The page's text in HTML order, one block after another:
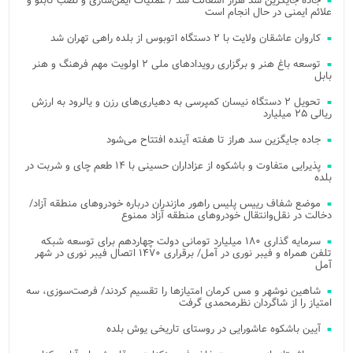
علائم ایمنی در حال انجام است
کاروان عاشقان ولایت با ۲ دستگاه اتوبوس از بلده راهی تهران شد
توسعه باغ هنر و برگزاری رویدادهای ملی ۲ اولویت مهم فرهنگ و هنر
بابل
تحویل ۲ دستگاه نیسان کمپرسی به دهیاری‌های رزن و یالرود به ارزش
ریالی ۲۵ میلیارد
جاده جایگزین سد هراز تا هفته آینده افتتاح می‌شود
پذیرایی متفاوت و باشکوه از عزاداران حسینی با ۱۴ طعم چای و شربت در
بلده
موضع شفاف رییس پلیس راهور مازندران درباره خودروهای منطقه آزاد/
دخالت در نقل‌وانتقال خودروهای منطقه آزاد ممنوع
سرمایه گذاری ۱۸۰ میلیارد تومانی دولت چهاردهم برای توسعه شبکه
تلفن همراه و فیبر نوری در آمل/ برقراری ۱۴۷۰ اتصال فیبر نوری در شهر
آمل
شاهین نوشهر و مس کرمان امتیازها را تقسیم کردند/ فرصت‌سوزی، سه
امتیاز را از شاگردان نظرمحمدی گرفت
آیین باشکوه عاشورایی در روستای تاریخی یوش بلده